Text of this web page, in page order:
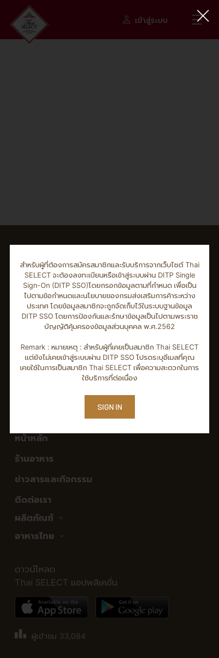
เข้าสู่ระบบ
สำหรับผู้ที่ต้องการสมัครสมาชิกและรับบริการจากเว็บไซต์ Thai
SELECT จะต้องลงทะเบียนหรือเข้าสู่ระบบผ่าน DITP Single
Sign-On (DITP SSO)โดยกรอกข้อมูลตามที่กำหนด เพื่อเป็น
ไปตามข้อกำหนดและนโยบายของกรมส่งเสริมการค้าระหว่าง
ประเทศ โดยข้อมูลสมาชิกจะถูกจัดเก็บไว้ในระบบฐานข้อมูล
DITP SSO โดยการป้องกันและรักษาข้อมูลเป็นไปตามพระราช
บัญญัติคุ้มครองข้อมูลส่วนบุคคล พ.ศ.2562
Remark : หมายเหตุ : สำหรับผู้ที่เคยเป็นสมาชิก Thai SELECT
แต่ยังไม่เคยเข้าสู่ระบบผ่าน DITP SSO โปรดระบุอีเมลที่คุณ
เคยใช้ในการเป็นสมาชิก Thai SELECT เพื่อความสะดวกในการ
ใช้บริการที่ต่อเนื่อง
SIGN IN
สำหรับร้านอาหารไทยในต่างประเทศ และผลิตภัณฑ์
อาหารไทย
กรมส่งเสริมการค้าระหว่างประเทศ
02 507 8300, 02 507 8341
thaiselect@ditp.go.th
สำหรับร้านอาหารไทยในประเทศ
กรมพัฒนาธุรกิจการค้า
หน้าหลัก
ร้านอาหาร
ข่าวสารและกิจกรรม
ติดต่อเรา
ผลิตภัณฑ์
อาหารไทย
ดาวน์โหลด
Thai SELECT แอปพลิเคชั่น
ผู้เข้าชม 33,084
Thai SELECT